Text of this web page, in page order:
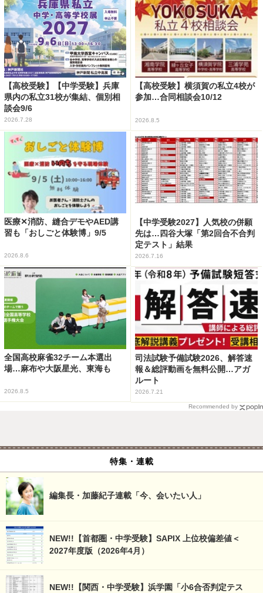
【高校受験】【中学受験】兵庫
県内の私立31校が集結、個別相
談会9/6
2026.7.28
【高校受験】横須賀の私立4校が
参加…合同相談会10/12
2026.8.5
医療✕消防、縫合デモやAED講
習も「おしごと体験博」9/5
2026.8.6
【中学受験2027】人気校の併願
先は…四谷大塚「第2回合不合判
定テスト」結果
2026.7.16
全国高校麻雀32チーム本選出
場…麻布や大阪星光、東海も
2026.8.5
司法試験予備試験2026、解答速
報＆総評動画を無料公開…アガ
ルート
2026.7.21
Recommended by
特集・連載
編集長・加藤紀子連載「今、会いたい人」
NEW!!【首都圏・中学受験】SAPIX 上位校偏差値＜
2027年度版（2026年4月）
NEW!!【関西・中学受験】浜学園「小6合否判定テス